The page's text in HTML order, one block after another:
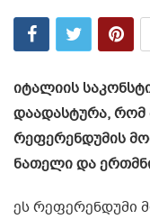
იტალიის
დაადასტურა, რომ
რეფერენდუმის
ნათელი და
ეს რეფერენდუმი